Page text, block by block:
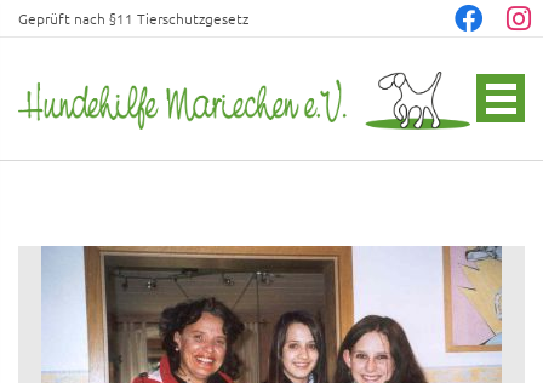
Geprüft nach §11 Tierschutzgesetz